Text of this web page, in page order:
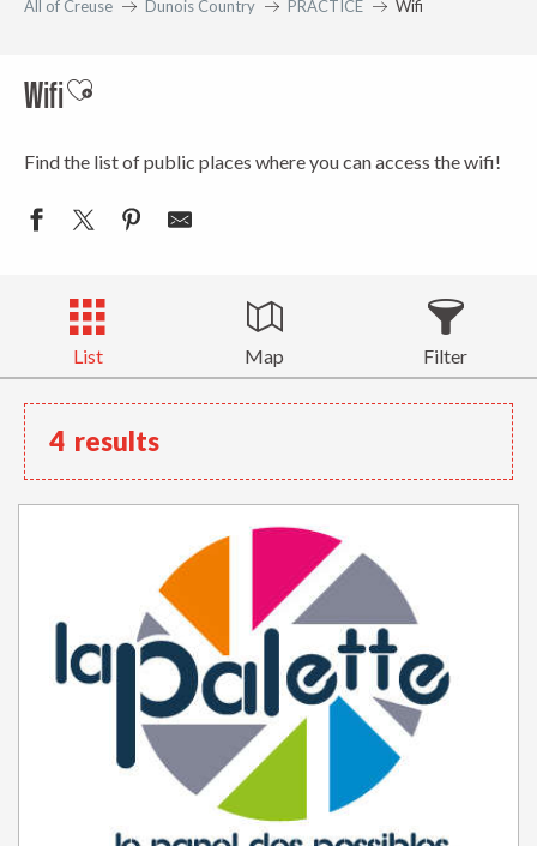
All of Creuse Dunois Country PRACTICE Wifi
WifiAjouter aux favoris
Find the list of public places where you can access the wifi!
List Map Filter
4 results